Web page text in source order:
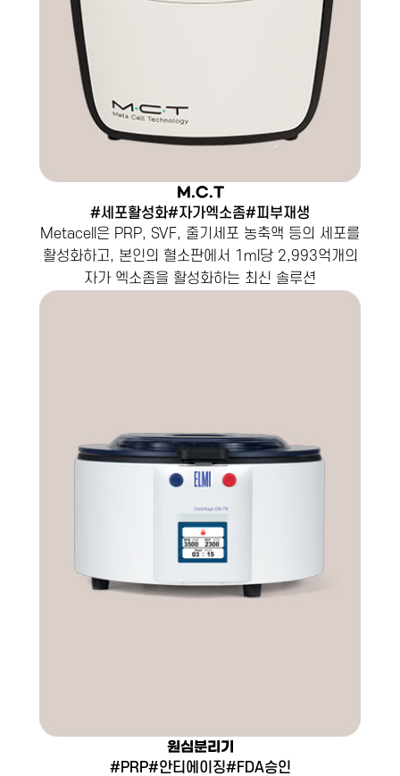
M.C.T
#세포활성화#자가엑소좀#피부재생
Metacell은 PRP, SVF, 줄기세포 농축액 등의 세포를
활성화하고, 본인의 혈소판에서 1ml당 2,993억개의
자가 엑소좀을 활성화하는 최신 솔루션
원심분리기
#PRP#안티에이징#FDA승인